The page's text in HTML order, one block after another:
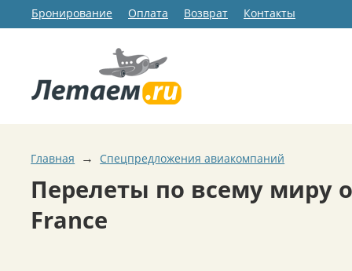
Бронирование Оплата Возврат Контакты
Главная → Спецпредложения авиакомпаний
Перелеты по всему миру
France